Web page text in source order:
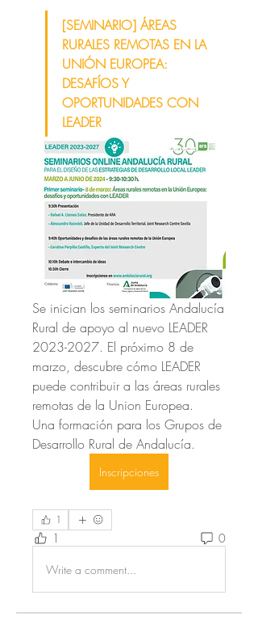
[SEMINARIO] ÁREAS
RURALES REMOTAS EN LA
UNIÓN EUROPEA:
DESAFÍOS Y
OPORTUNIDADES CON
LEADER
Se inician los seminarios Andalucía
Rural de apoyo al nuevo LEADER
2023-2027. El próximo 8 de
marzo, descubre cómo LEADER
puede contribuir a las áreas rurales
remotas de la Union Europea.
Una formación para los Grupos de
Desarrollo Rural de Andalucía.
Inscripciones
1
1 0
Write a comment...